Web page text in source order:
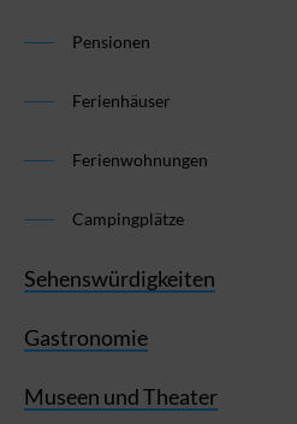
Pensionen
Ferienhäuser
Ferienwohnungen
Campingplätze
Sehenswürdigkeiten
Gastronomie
Museen und Theater